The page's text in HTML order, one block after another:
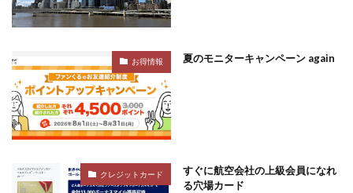
お得情報 夏のモニターキャンペーン again
クレジットカード
すぐに航空会社の上級会員になれ
る穴場カード